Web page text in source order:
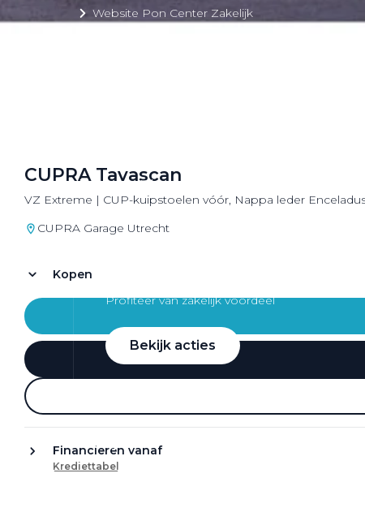
Website Pon Center Zakelijk
Lease a Bike
Profiteer van zakelijk voordeel
Bekijk acties
Zakelijk
CUPRA Tavascan
VZ Extreme | CUP-kuipstoelen vóór, Nappa leder
CUPRA Garage Utrecht
Kopen
Financieren vanaf
Krediettabel